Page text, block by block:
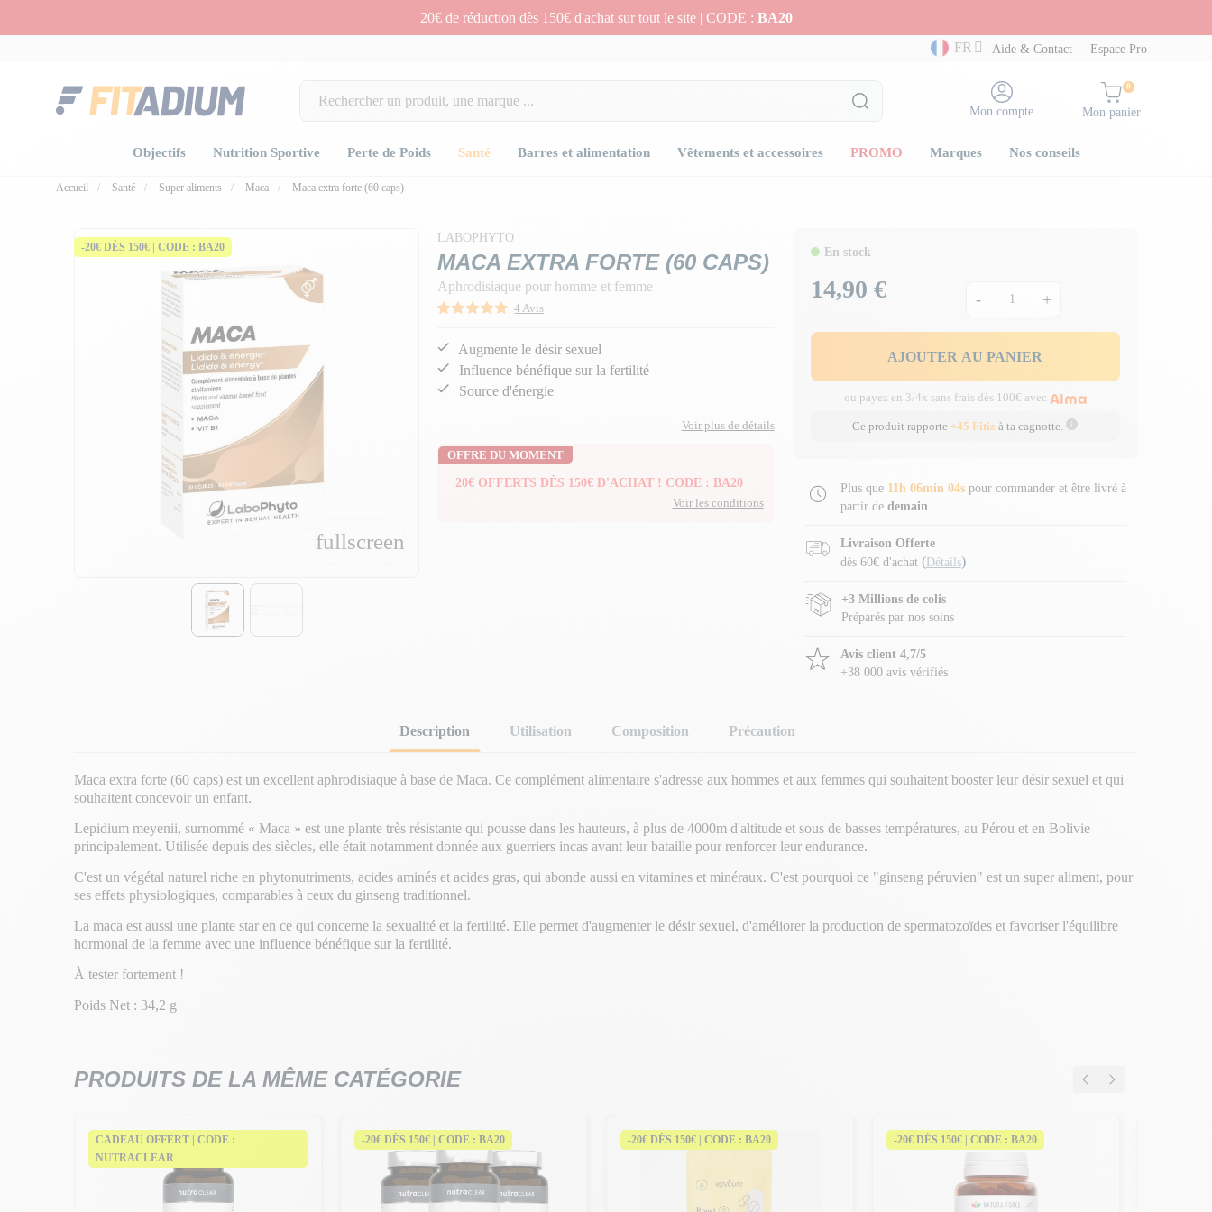
20€ de réduction dès 150€ d'achat sur tout le site | CODE : BA20
FR
Aide & Contact Espace Pro
Mon compte
0
Mon panier
Objectifs Nutrition Sportive Perte de Poids Santé Barres et alimentation Vêtements et accessoires PROMO Marques Nos conseils
Accueil Santé Super aliments Maca Maca extra forte (60 caps)
-20€ DÈS 150€ | CODE : BA20
fullscreen
fullscreen
LABOPHYTO
MACA EXTRA FORTE (60 CAPS)
Aphrodisiaque pour homme et femme
4 Avis
Augmente le désir sexuel
Influence bénéfique sur la fertilité
Source d'énergie
Voir plus de détails
OFFRE DU MOMENT
20€ OFFERTS DÈS 150€ D'ACHAT ! CODE : BA20
Voir les conditions
En stock
Prix
14,90 € - +
AJOUTER AU PANIER
ou payez en 3/4x sans frais dès 100€ avec
Ce produit rapporte +45 Fitiz à ta cagnotte.
Plus que 11h 06min 04spour commander et être livré à
partir de demain.
Livraison Offerte
dès 60€ d'achat ( Détails)
+3 Millions de colis
Préparés par nos soins
Avis client 4,7/5
+38 000 avis vérifiés
Description Utilisation Composition Précaution
Maca extra forte (60 caps) est un excellent aphrodisiaque à base de Maca. Ce complément alimentaire s'adresse aux hommes et aux femmes qui souhaitent booster leur désir sexuel et qui
souhaitent concevoir un enfant.
Lepidium meyenii, surnommé « Maca » est une plante très résistante qui pousse dans les hauteurs, à plus de 4000m d'altitude et sous de basses températures, au Pérou et en Bolivie
principalement. Utilisée depuis des siècles, elle était notamment donnée aux guerriers incas avant leur bataille pour renforcer leur endurance.
C'est un végétal naturel riche en phytonutriments, acides aminés et acides gras, qui abonde aussi en vitamines et minéraux. C'est pourquoi ce "ginseng péruvien" est un super aliment, pour
ses effets physiologiques, comparables à ceux du ginseng traditionnel.
La maca est aussi une plante star en ce qui concerne la sexualité et la fertilité. Elle permet d'augmenter le désir sexuel, d'améliorer la production de spermatozoïdes et favoriser l'équilibre
hormonal de la femme avec une influence bénéfique sur la fertilité.
À tester fortement !
Poids Net : 34,2 g
PRODUITS DE LA MÊME CATÉGORIE
CADEAU OFFERT | CODE :
NUTRACLEAR
-20€ DÈS 150€ | CODE : BA20 -20€ DÈS 150€ | CODE : BA20 -20€ DÈS 150€ | CODE : BA20